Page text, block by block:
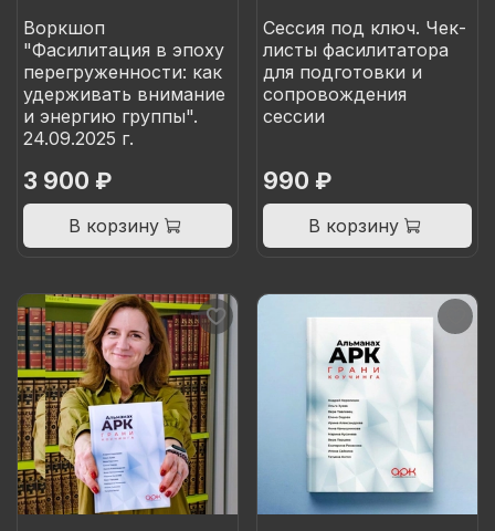
Воркшоп
"Фасилитация в эпоху
перегруженности: как
удерживать внимание
и энергию группы".
24.09.2025 г.
3 900 ₽
В корзину
Сессия под ключ. Чек-
листы фасилитатора
для подготовки и
сопровождения
сессии
990 ₽
В корзину